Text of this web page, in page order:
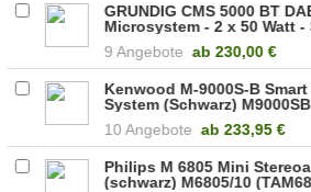
GRUNDIG CMS 5000 BT
Microsystem - 2 x 50 Watt -
9 Angebote ab 230,00 €
Kenwood M-9000S-B
System (Schwarz) M9000SB
10 Angebote ab 233,95 €
Philips M 6805 Mini
(schwarz) M6805/10